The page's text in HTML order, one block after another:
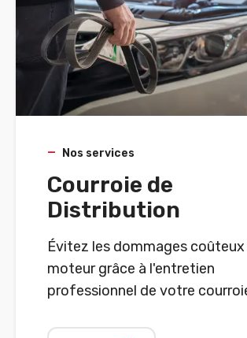
Nos services
Courroie de
Distribution
Évitez les dommages coûteux
moteur grâce à l'entretien
professionnel de votre